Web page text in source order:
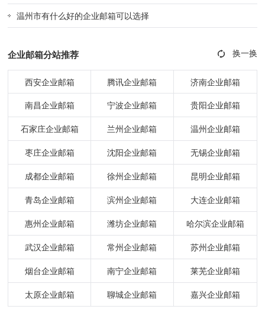
温州市有什么好的企业邮箱可以选择
企业邮箱分站推荐
西安企业邮箱 腾讯企业邮箱 济南企业邮箱
南昌企业邮箱 宁波企业邮箱 贵阳企业邮箱
石家庄企业邮箱 兰州企业邮箱 温州企业邮箱
枣庄企业邮箱 沈阳企业邮箱 无锡企业邮箱
成都企业邮箱 徐州企业邮箱 昆明企业邮箱
青岛企业邮箱 滨州企业邮箱 大连企业邮箱
惠州企业邮箱 潍坊企业邮箱 哈尔滨企业邮箱
武汉企业邮箱 常州企业邮箱 苏州企业邮箱
烟台企业邮箱 南宁企业邮箱 莱芜企业邮箱
太原企业邮箱 聊城企业邮箱 嘉兴企业邮箱